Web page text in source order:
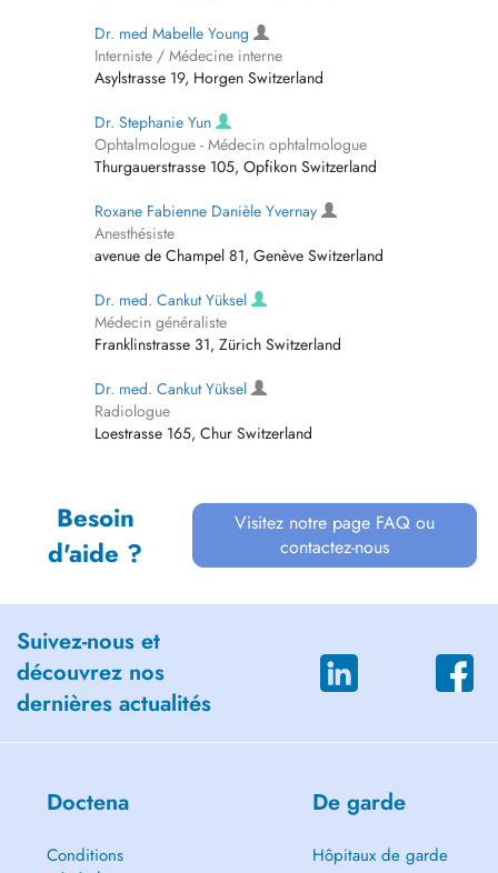
Dr. med Mabelle Young
Interniste / Médecine interne
Asylstrasse 19, Horgen Switzerland
Dr. Stephanie Yun
Ophtalmologue - Médecin ophtalmologue
Thurgauerstrasse 105, Opfikon Switzerland
Roxane Fabienne Danièle Yvernay
Anesthésiste
avenue de Champel 81, Genève Switzerland
Dr. med. Cankut Yüksel
Médecin généraliste
Franklinstrasse 31, Zürich Switzerland
Dr. med. Cankut Yüksel
Radiologue
Loestrasse 165, Chur Switzerland
Besoin
d'aide ?
Visitez notre page FAQ ou
contactez-nous
Suivez-nous et
découvrez nos
dernières actualités
Doctena
Conditions
De garde
Hôpitaux de garde